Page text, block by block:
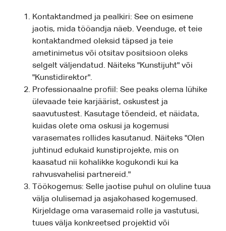
Kontaktandmed ja pealkiri: See on esimene
jaotis, mida tööandja näeb. Veenduge, et teie
kontaktandmed oleksid täpsed ja teie
ametinimetus või otsitav positsioon oleks
selgelt väljendatud. Näiteks "Kunstijuht" või
"Kunstidirektor".
Professionaalne profiil: See peaks olema lühike
ülevaade teie karjäärist, oskustest ja
saavutustest. Kasutage tõendeid, et näidata,
kuidas olete oma oskusi ja kogemusi
varasemates rollides kasutanud. Näiteks "Olen
juhtinud edukaid kunstiprojekte, mis on
kaasatud nii kohalikke kogukondi kui ka
rahvusvahelisi partnereid."
Töökogemus: Selle jaotise puhul on oluline tuua
välja olulisemad ja asjakohased kogemused.
Kirjeldage oma varasemaid rolle ja vastutusi,
tuues välja konkreetsed projektid või